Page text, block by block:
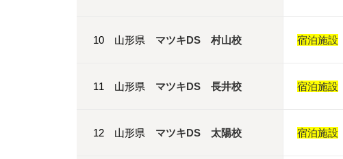
10 山形県 マツキDS 村山校 宿泊施設
11 山形県 マツキDS 長井校 宿泊施設
12 山形県 マツキDS 太陽校 宿泊施設